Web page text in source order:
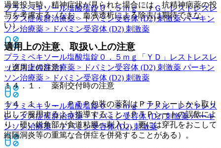
プラミペキソール塩酸塩錠０．５ｍｇ「ＪＧ」レストレスレ
ッグス症候群治療薬 > ドパミン受容体 (D2) 刺激薬 パーキン
ソン治療薬 > ドパミン受容体 (D2) 刺激薬
プラミペキソール塩酸塩錠０．５ｍｇ「ＹＤ」
レストレスレ
ッグス症候群治療薬 > ドパミン受容体 (D2) 刺激薬 パーキン
ソン治療薬 > ドパミン受容体 (D2) 刺激薬
プラミペキソール塩酸塩錠０．５ｍｇ「アメル」レストレス
レッグス症候群治療薬 > ドパミン受容体 (D2) 刺激薬 パーキ
ンソン治療薬 > ドパミン受容体 (D2) 刺激薬
過量投与時、精神症状が見られた場合には、抗精神病薬の投
与を考慮する（なお、血液透析による除去は期待できな
い）。
適用上の注意、取扱い上の注意
（適用上の注意）
１４．１． 薬剤交付時の注意
１４．１．１． ＰＴＰ包装の薬剤はＰＴＰシートから取り
出して服用するよう指導すること（ＰＴＰシートの誤飲によ
り、硬い鋭角部が食道粘膜へ刺入し、更には穿孔をおこして
縦隔洞炎等の重篤な合併症を併発することがある）。